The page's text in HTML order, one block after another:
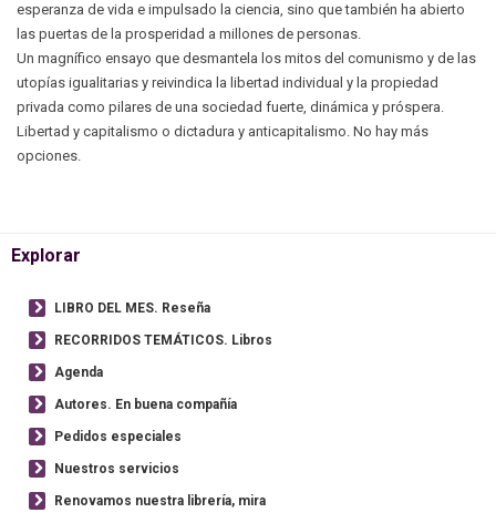
esperanza de vida e impulsado la ciencia, sino que también ha abierto
las puertas de la prosperidad a millones de personas.
Un magnífico ensayo que desmantela los mitos del comunismo y de las
utopías igualitarias y reivindica la libertad individual y la propiedad
privada como pilares de una sociedad fuerte, dinámica y próspera.
Libertad y capitalismo o dictadura y anticapitalismo. No hay más
opciones.
Explorar
LIBRO DEL MES. Reseña
RECORRIDOS TEMÁTICOS. Libros
Agenda
Autores. En buena compañía
Pedidos especiales
Nuestros servicios
Renovamos nuestra librería, mira